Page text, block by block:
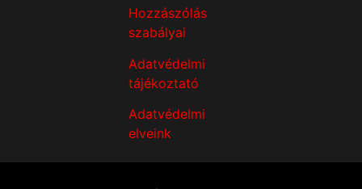
Hozzászólás
szabályai
Adatvédelmi
tájékoztató
Adatvédelmi
elveink